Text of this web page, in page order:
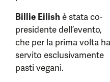
Billie Eilish è stata co-
presidente dell’evento,
che per la prima volta ha
servito esclusivamente
pasti vegani.